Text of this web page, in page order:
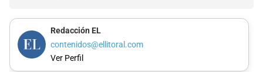
Redacción EL
contenidos@ellitoral.com
Ver Perfil